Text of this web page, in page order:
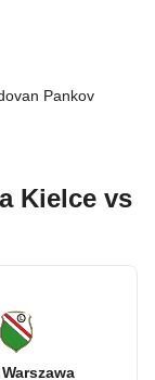
Pankov
Kielce vs